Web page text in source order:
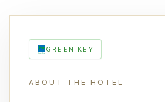
GREEN KEY
ABOUT THE HOTEL